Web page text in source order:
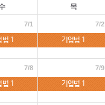
목
7/1 7/2
법 1 기업법 1
7/8 7/9
법 1 기업법 1